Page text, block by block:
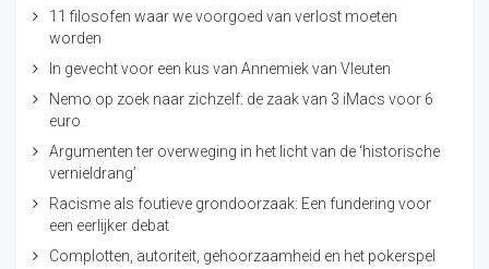
11 filosofen waar we voorgoed van verlost moeten
worden
In gevecht voor een kus van Annemiek van Vleuten
Nemo op zoek naar zichzelf: de zaak van 3 iMacs voor 6
euro
Argumenten ter overweging in het licht van de ‘historische
vernieldrang’
Racisme als foutieve grondoorzaak: Een fundering voor
een eerlijker debat
Complotten, autoriteit, gehoorzaamheid en het pokerspel